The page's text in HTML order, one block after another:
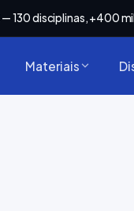
— 130 disciplinas, +400
Materiais